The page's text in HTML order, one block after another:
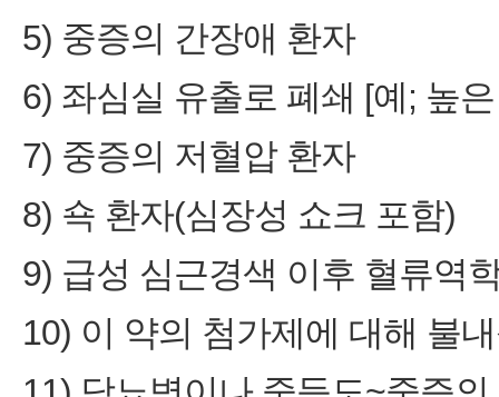
5) 중증의 간장애 환자
6) 좌심실 유출로 폐쇄 [예; 높
7) 중증의 저혈압 환자
8) 쇽 환자(심장성 쇼크 포함)
9) 급성 심근경색 이후 혈류역
10) 이 약의 첨가제에 대해 불